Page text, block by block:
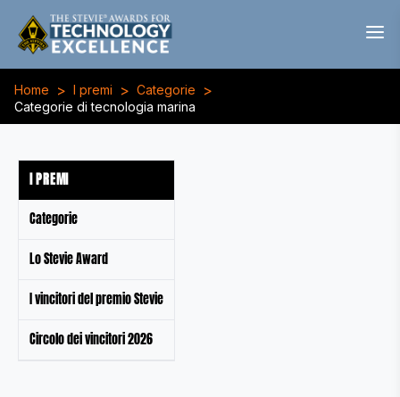
Home > I premi > Categorie >
Categorie di tecnologia marina
I PREMI
Categorie
Lo Stevie Award
I vincitori del premio Stevie
Circolo dei vincitori 2026